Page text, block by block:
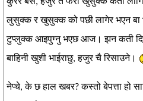
लुसुक्क र खुसुक्क को पछी लागेर भएन बा
टुप्लुक्क आइपुग्नु भएछ आज। झन कती
बाहिनी खुशी भाईराछु, हजुर चै रिसाउने।
नेप्चे, के छ हाल खबर? कस्तो बेपत्ता हो